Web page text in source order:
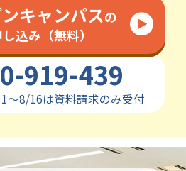
キャンパスの
込み（無料）
919-439
～8/16は資料請求のみ受付